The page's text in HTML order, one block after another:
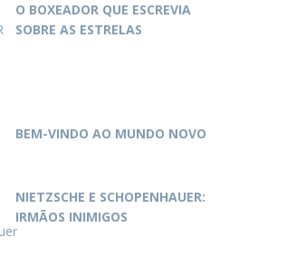
O BOXEADOR QUE ESCREVIA
SOBRE AS ESTRELAS
BEM-VINDO AO MUNDO NOVO
NIETZSCHE E SCHOPENHAUER:
IRMÃOS INIMIGOS